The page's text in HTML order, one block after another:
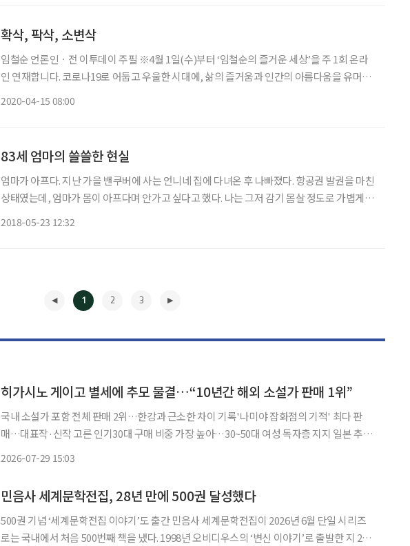
확삭, 팍삭, 소변삭
임철순 언론인ㆍ전 이투데이 주필 ※4월 1일(수)부터 ‘임철순의 즐거운 세상’을 주 1회 온라
인 연재합니다. 코로나19로 어둡고 우울한 시대에, 삶의 즐거움과 인간의 아름다움을 유머로
2020-04-15 08:00
83세 엄마의 쓸쓸한 현실
엄마가 아프다. 지난 가을 밴쿠버에 사는 언니네 집에 다녀온 후 나빠졌다. 항공권 발권을 마친
상태였는데, 엄마가 몸이 아프다며 안가고 싶다고 했다. 나는 그저 감기 몸살 정도로 가볍게
2018-05-23 12:32
1 2 3
히가시노 게이고 별세에 추모 물결…“10년간 해외 소설가 판매 1위”
국내 소설가 포함 전체 판매 2위…한강과 근소한 차이 기록'나미야 잡화점의 기적' 최다 판
매…대표작·신작 고른 인기30대 구매 비중 가장 높아…30~50대 여성 독자층 지지 일본 추리
2026-07-29 15:03
민음사 세계문학전집, 28년 만에 500권 달성했다
500권 기념 ‘세계문학전집 이야기’도 출간 민음사 세계문학전집이 2026년 6월 단일 시리즈
로는 국내에서 처음 500번째 책을 냈다. 1998년 오비디우스의 ‘변신 이야기’로 출발한 지 28